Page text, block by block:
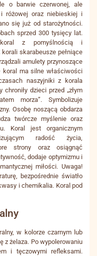
o barwie czerwonej, ale
różowej oraz niebieskiej i
się już od starożytności.
sprzed 300 tysięcy lat.
koral z pomyślnością i
skarabeusze pełniące
amulety przynoszące
koral ma silne właściwości
naszyjniki z korala
dzieci przed „złym
morza”. Symbolizuje
Osobę noszącą obdarza
twórcze myślenie oraz
Koral jest organicznym
radość życia,
strony oraz osiągnąć
dodaje optymizmu i
miłości. Uwaga!
bezpośrednie światło
i chemikalia. Koral pod
w kolorze czarnym lub
z żelaza. Po wypolerowaniu
i tęczowymi refleksami.